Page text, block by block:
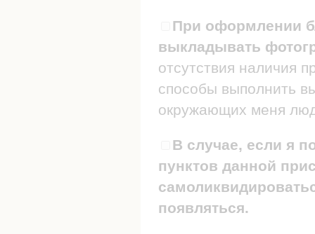
При оформлении
выкладывать
отсутствия наличия
способы выполнить
окружающих меня
В случае, если я
пунктов данной
появляться.